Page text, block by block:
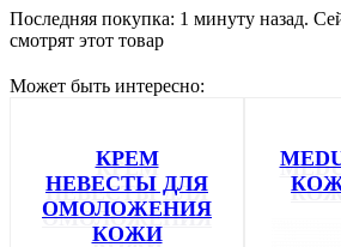
Последняя покупка: 1 минуту назад.
смотрят этот товар
Может быть интересно:
КРЕМ
НЕВЕСТЫ ДЛЯ
ОМОЛОЖЕНИЯ
КОЖИ